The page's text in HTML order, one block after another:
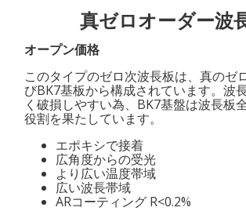
真ゼロオーダー波
オープン価格
このタイプのゼロ次波長板は、真のゼ
びBK7基板から構成されています。波
く破損しやすい為、BK7基盤は波長板
役割を果たしています。
エポキシで接着
広角度からの受光
より広い温度帯域
広い波長帯域
ARコーティング R<0.2%